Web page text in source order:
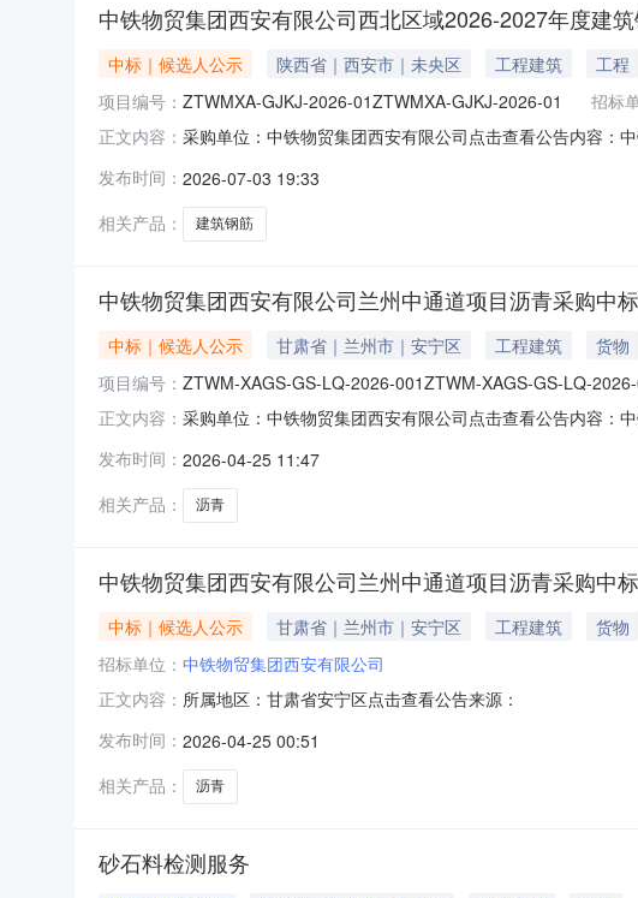
中铁物贸集团西安有限公司西北区域2026-2027年度建
中标｜候选人公示 陕西省｜西安市｜未央区 工程建筑 工程
项目编号： ZTWMXA-GJKJ-2026-01ZTWMXA-GJKJ-2026-01 招标
正文内容： 采购单位：中铁物贸集团西安有限公司点击查看公告内容：
发布时间： 2026-07-03 19:33
相关产品：
建筑钢筋
中铁物贸集团西安有限公司兰州中通道项目沥青采购中
中标｜候选人公示 甘肃省｜兰州市｜安宁区 工程建筑 货物
项目编号： ZTWM-XAGS-GS-LQ-2026-001ZTWM-XAGS-GS-LQ-
正文内容： 采购单位：中铁物贸集团西安有限公司点击查看公告内容：
发布时间： 2026-04-25 11:47
相关产品：
沥青
中铁物贸集团西安有限公司兰州中通道项目沥青采购中
中标｜候选人公示 甘肃省｜兰州市｜安宁区 工程建筑
货物
招标单位： 中铁物贸集团西安有限公司
正文内容： 所属地区：甘肃省安宁区点击查看公告来源：
发布时间： 2026-04-25 00:51
相关产品：
沥青
砂石料检测服务